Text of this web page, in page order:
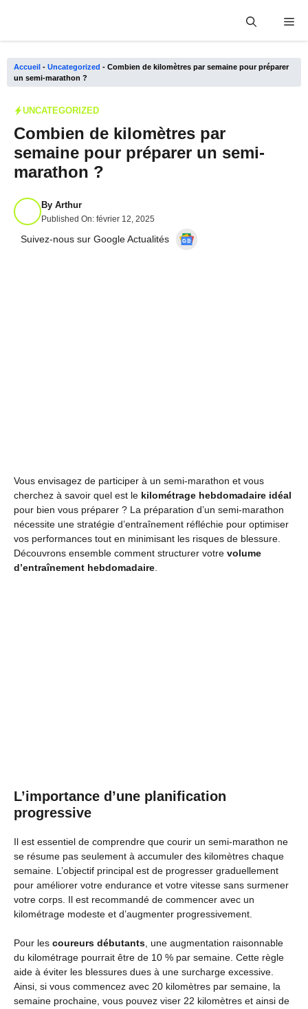
Accueil - Uncategorized - Combien de kilomètres par semaine pour préparer
un semi-marathon ?
UNCATEGORIZED
Combien de kilomètres par
semaine pour préparer un semi-
marathon ?
By Arthur
Published On: février 12, 2025
Suivez-nous sur Google Actualités
Vous envisagez de participer à un semi-marathon et vous
cherchez à savoir quel est le kilométrage hebdomadaire idéal
pour bien vous préparer ? La préparation d’un semi-marathon
nécessite une stratégie d’entraînement réfléchie pour optimiser
vos performances tout en minimisant les risques de blessure.
Découvrons ensemble comment structurer votre volume
d’entraînement hebdomadaire
L’importance d’une planification
progressive
Il est essentiel de comprendre que courir un semi-marathon ne
se résume pas seulement à accumuler des kilomètres chaque
semaine. L’objectif principal est de progresser graduellement
pour améliorer votre endurance et votre vitesse sans surmener
votre corps. Il est recommandé de commencer avec un
kilométrage modeste et d’augmenter progressivement.
Pour les coureurs débutants , une augmentation raisonnable
du kilométrage pourrait être de 10 % par semaine. Cette règle
aide à éviter les blessures dues à une surcharge excessive.
Ainsi, si vous commencez avec 20 kilomètres par semaine, la
semaine prochaine, vous pouvez viser 22 kilomètres et ainsi de